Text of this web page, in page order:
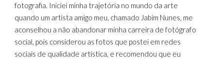
fotografia. Iniciei minha trajetória no mundo da arte
quando um artista amigo meu, chamado Jabim Nunes, me
aconselhou a não abandonar minha carreira de fotógrafo
social, pois considerou as fotos que postei em redes
sociais de qualidade artística, e recomendou que eu